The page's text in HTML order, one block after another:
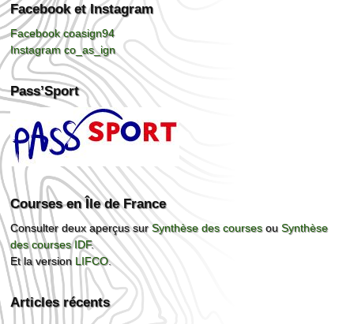
Facebook et Instagram
Facebook coasign94
Instagram co_as_ign
Pass’Sport
Courses en Île de France
Consulter deux aperçus surSynthèse des coursesouSynthèse
des courses IDF.
Et la version LIFCO.
Articles récents